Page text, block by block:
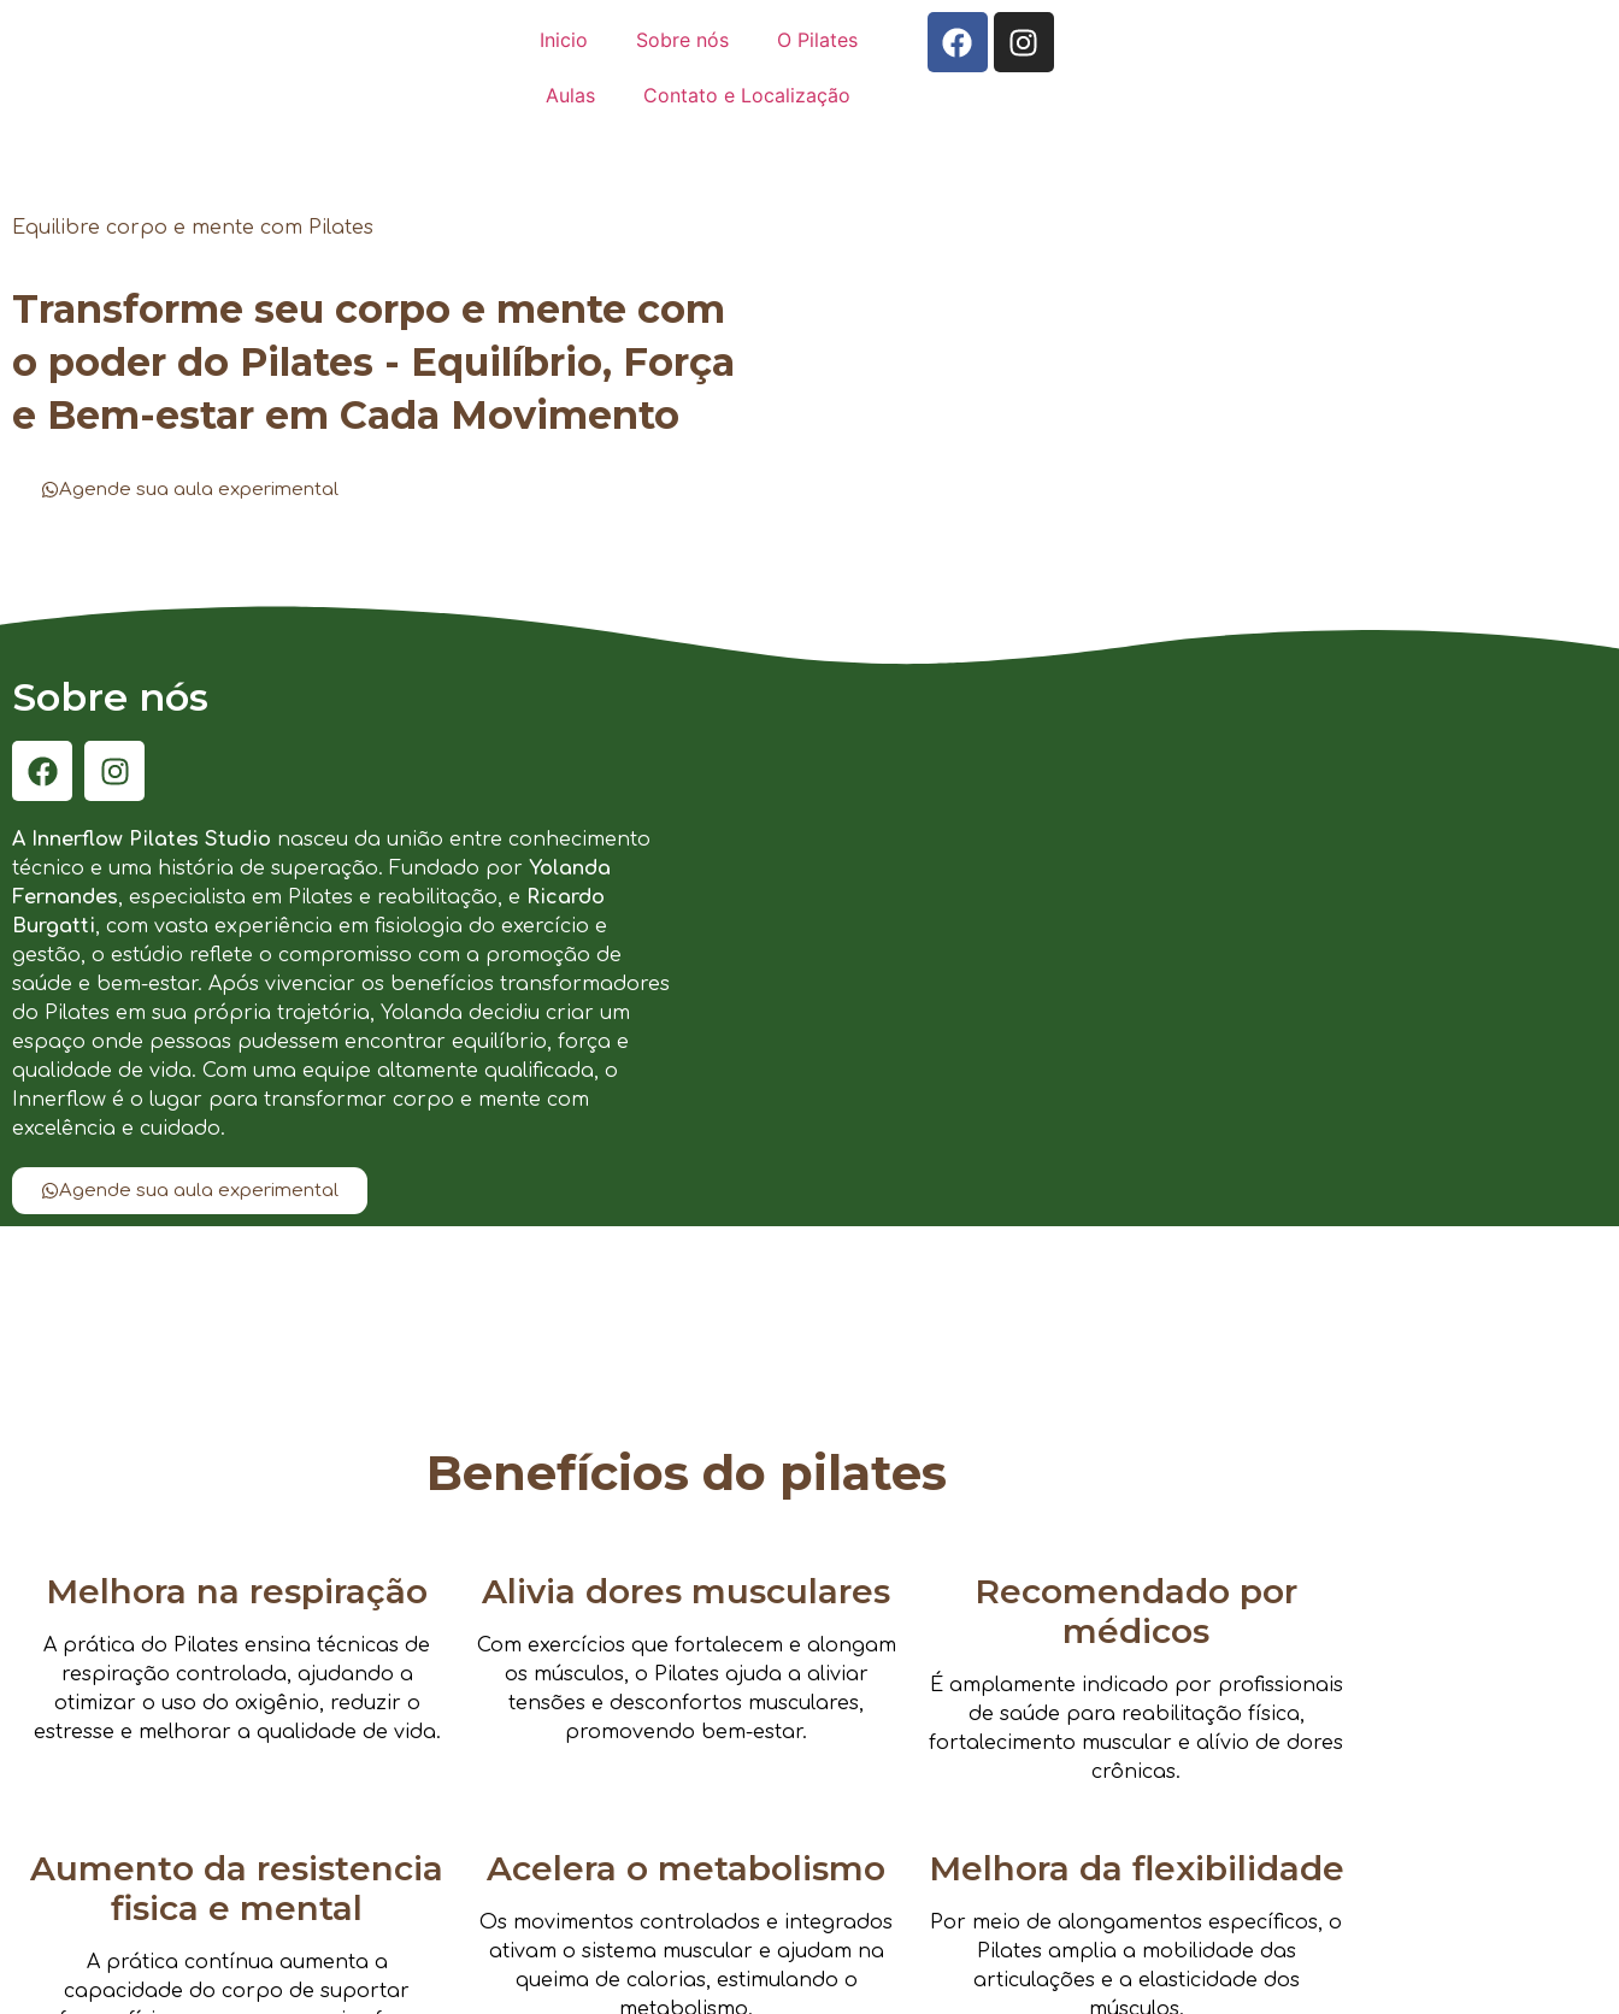
Inicio Sobre nós O Pilates
Aulas Contato e Localização
Equilibre corpo e mente com Pilates
Transforme seu corpo e mente com
o poder do Pilates - Equilíbrio, Força
e Bem-estar em Cada Movimento
Agende sua aula experimental
Sobre nós
A Innerflow Pilates Studio nasceu da união entre conhecimento
técnico e uma história de superação. Fundado por Yolanda
Fernandes, especialista em Pilates e reabilitação, e Ricardo
Burgatti, com vasta experiência em fisiologia do exercício e
gestão, o estúdio reflete o compromisso com a promoção de
saúde e bem-estar. Após vivenciar os benefícios transformadores
do Pilates em sua própria trajetória, Yolanda decidiu criar um
espaço onde pessoas pudessem encontrar equilíbrio, força e
qualidade de vida. Com uma equipe altamente qualificada, o
Innerflow é o lugar para transformar corpo e mente com
excelência e cuidado.
Agende sua aula experimental
Benefícios do pilates
Melhora na respiração
A prática do Pilates ensina técnicas de
respiração controlada, ajudando a
otimizar o uso do oxigênio, reduzir o
estresse e melhorar a qualidade de vida.
Alivia dores musculares
Com exercícios que fortalecem e alongam
os músculos, o Pilates ajuda a aliviar
tensões e desconfortos musculares,
promovendo bem-estar.
Recomendado por
médicos
É amplamente indicado por profissionais
de saúde para reabilitação física,
fortalecimento muscular e alívio de dores
crônicas.
Aumento da resistencia
fisica e mental
A prática contínua aumenta a
capacidade do corpo de suportar
Acelera o metabolismo
Os movimentos controlados e integrados
ativam o sistema muscular e ajudam na
queima de calorias, estimulando o
metabolismo.
Melhora da flexibilidade
Por meio de alongamentos específicos, o
Pilates amplia a mobilidade das
articulações e a elasticidade dos
músculos.